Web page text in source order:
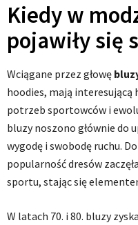
Kiedy w
pojawiły się
Wciągane przez głowę
hoodies, mają
potrzeb sportowców i
bluzy noszono głównie do
wygodę i swobodę ruchu.
popularność dresów
sportu, stając się
W latach 70. i 80. bluzy